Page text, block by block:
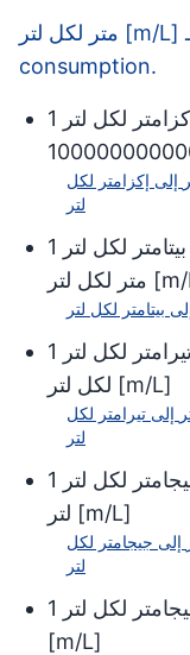
متر لكل ياردة مكعبة
متر لكل قدم مكعب
متر لكل ربع أمريكي
متر لكل ربع بريطاني
لكل نصف لتر أمريكي
(US))
لكل نصف لتر بريطاني
(m/pt (UK))
متر لكل كوب أمريكي
متر لكل كوب بريطاني
أونصة سائلة أمريكية
أونصة سائلة بريطانية
لتر لكل متر
(L/m)
جالون أمريكي لكل ميل
أمريكي لكل 100 ميل
بريطاني لكل ميل
متر لكل لتر [m/L] هي الوحدة الأساسية لـ Fuel-
consumption.
1 لكل لتر
إلى إكزامتر لكل
لتر
1 بيتامتر لكل لتر
متر لكل لتر [
بيتامتر لكل لتر
1 لكل لتر
لكل لتر [m/L]
إلى تيرامتر لكل
لتر
1 لكل لتر
لتر [m/L]
إلى جيجامتر لكل
لتر
1 لكل لتر
[m/L]